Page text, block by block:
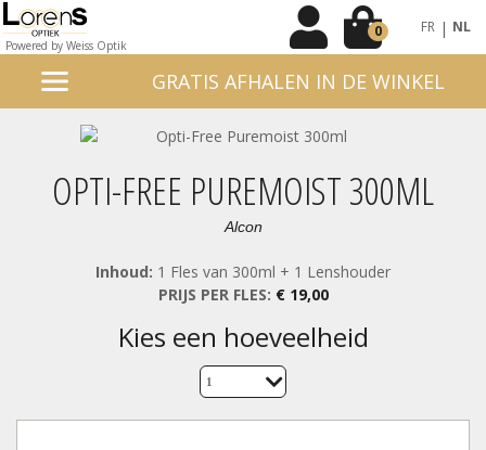
Powered by Weiss Optik
0 FR | NL
GRATIS AFHALEN IN DE WINKEL
OPTI-FREE PUREMOIST 300ML
Alcon
Inhoud: 1 Fles van 300ml + 1 Lenshouder
PRIJS PER FLES: € 19,00
kies een hoeveelheid
1